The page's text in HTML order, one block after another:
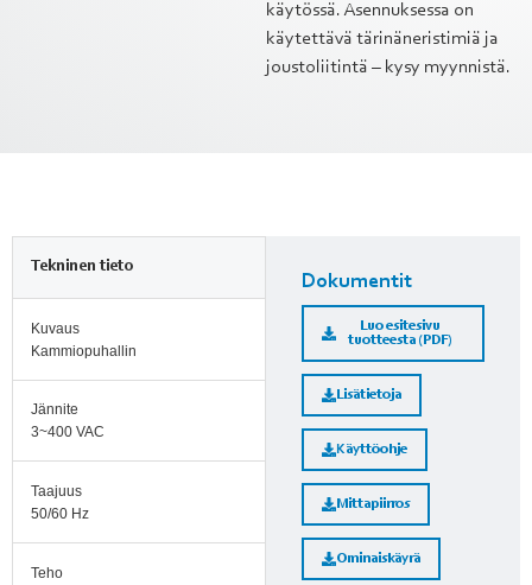
käytössä. Asennuksessa on
käytettävä tärinäneristimiä ja
joustoliitintä – kysy myynnistä.
Tekninen tieto
Kuvaus
Kammiopuhallin
Jännite
3~400 VAC
Taajuus
50/60 Hz
Teho
Dokumentit
Luo esitesivu
tuotteesta (PDF)
Lisätietoja
Käyttöohje
Mittapiirros
Ominaiskäyrä